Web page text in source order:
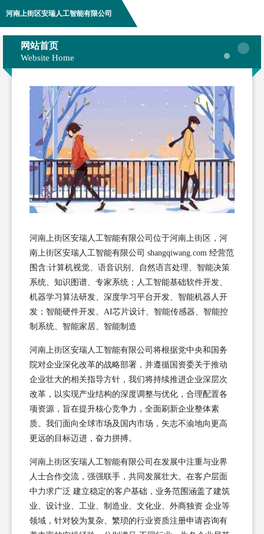
河南上街区安瑞人工智能有限公司
网站首页
Website Home
河南上街区安瑞人工智能有限公司位于河南上街区，河
南上街区安瑞人工智能有限公司 shangqiwang.com 经营范
围含:计算机视觉、语音识别、自然语言处理、智能决策
系统、知识图谱、专家系统；人工智能基础软件开发、
机器学习算法研发、深度学习平台开发、智能机器人开
发；智能硬件开发、AI芯片设计、智能传感器、智能控
制系统、智能家居、智能制造
河南上街区安瑞人工智能有限公司将根据党中央和国务
院对企业深化改革的战略部署，并遵循国资委关于推动
企业壮大的相关指导方针，我们将持续推进企业深层次
改革，以实现产业结构的深度调整与优化，合理配置各
项资源，旨在提升核心竞争力，全面刷新企业整体素
质。我们面向全球市场及国内市场，矢志不渝地向更高
更远的目标迈进，奋力拼搏。
河南上街区安瑞人工智能有限公司在发展中注重与业界
人士合作交流，强强联手，共同发展壮大。在客户层面
中力求广泛 建立稳定的客户基础，业务范围涵盖了建筑
业、设计业、工业、制造业、文化业、外商独资 企业等
领域，针对较为复杂、繁琐的行业资质注册申请咨询有